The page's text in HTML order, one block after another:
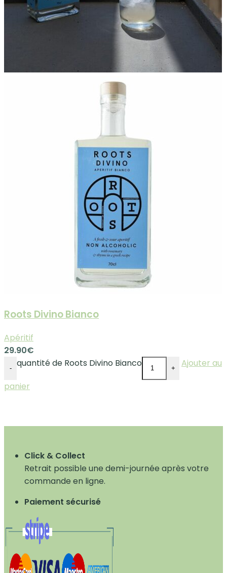
Roots Divino Bianco
Apéritif
29.90€
- quantité de Roots Divino Bianco +
Ajouter au
panier
Click & Collect
Retrait possible une demi-journée après votre
commande en ligne.
Paiement sécurisé